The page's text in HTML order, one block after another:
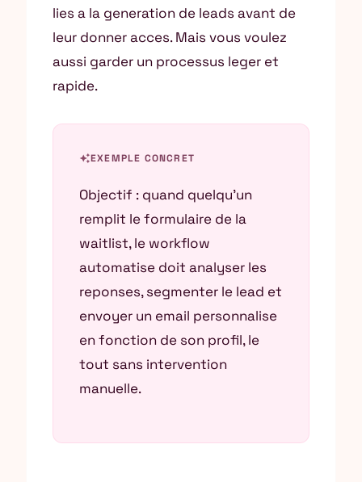
lies a la generation de leads avant de
leur donner acces. Mais vous voulez
aussi garder un processus leger et
rapide.
auto_awesomeEXEMPLE CONCRET
Objectif : quand quelqu’un
remplit le formulaire de la
waitlist, le workflow
automatise doit analyser les
reponses, segmenter le lead et
envoyer un email personnalise
en fonction de son profil, le
tout sans intervention
manuelle.